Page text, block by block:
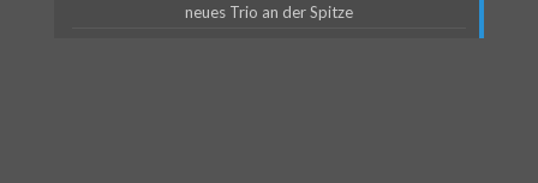
neues Trio an der Spitze